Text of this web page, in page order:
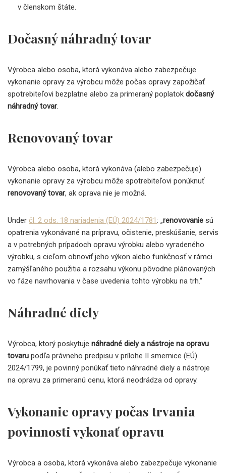
v členskom štáte.
Dočasný náhradný tovar
Výrobca alebo osoba, ktorá vykonáva alebo zabezpečuje
vykonanie opravy za výrobcu môže počas opravy zapožičať
spotrebiteľovi bezplatne alebo za primeraný poplatok dočasný
náhradný tovar.
Renovovaný tovar
Výrobca alebo osoba, ktorá vykonáva (alebo zabezpečuje)
vykonanie opravy za výrobcu môže spotrebiteľovi ponúknuť
renovovaný tovar, ak oprava nie je možná.
Under čl. 2 ods. 18 nariadenia (EÚ) 2024/1781: „renovovanie sú
opatrenia vykonávané na prípravu, očistenie, preskúšanie, servis
a v potrebných prípadoch opravu výrobku alebo vyradeného
výrobku, s cieľom obnoviť jeho výkon alebo funkčnosť v rámci
zamýšľaného použitia a rozsahu výkonu pôvodne plánovaných
vo fáze navrhovania v čase uvedenia tohto výrobku na trh.“
Náhradné diely
Výrobca, ktorý poskytuje náhradné diely a nástroje na opravu
tovaru podľa právneho predpisu v prílohe II smernice (EÚ)
2024/1799, je povinný ponúkať tieto náhradné diely a nástroje
na opravu za primeranú cenu, ktorá neodrádza od opravy.
Vykonanie opravy počas trvania
povinnosti vykonať opravu
Výrobca a osoba, ktorá vykonáva alebo zabezpečuje vykonanie